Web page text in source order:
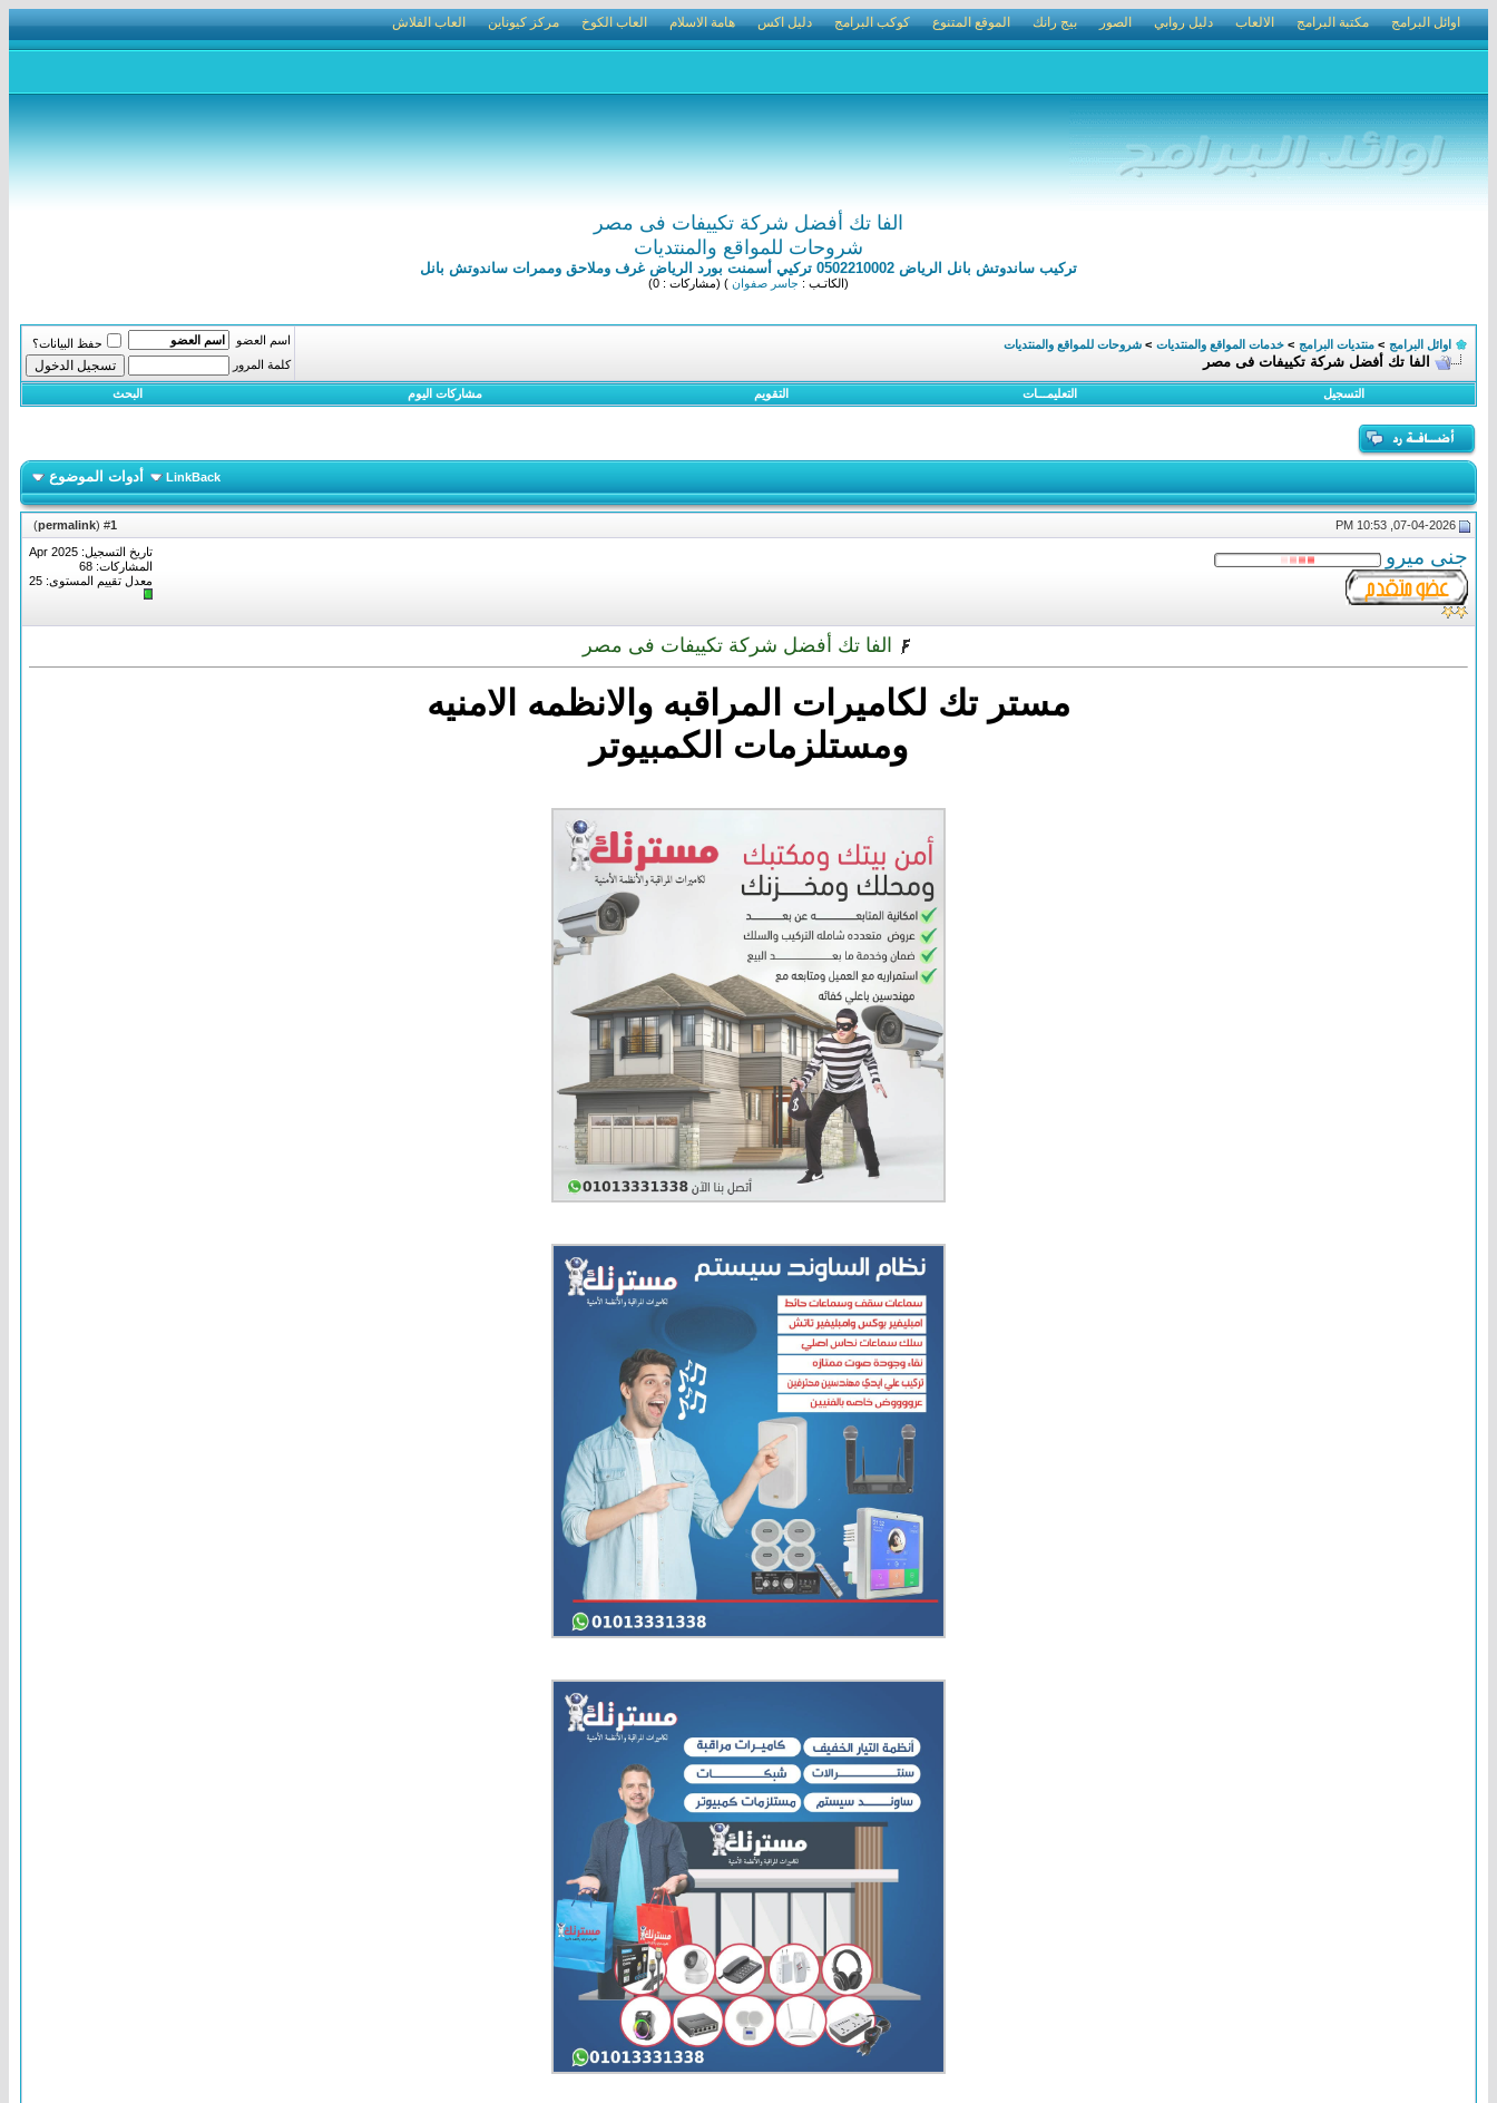
اوائل البرامج مكتبة البرامج الالعاب دليل روابي الصور بيج رانك الموقع المتنوع كوكب البرامج دليل اكس هامة الاسلام العاب الكوخ مركز كيوناين العاب الفلاش
الفا تك أفضل شركة تكييفات فى مصر
شروحات للمواقع والمنتديات
تركيب ساندوتش بانل الرياض 0502210002 تركيي أسمنت بورد الرياض غرف وملاحق وممرات ساندوتش بانل
(الكاتـب : جاسر صفوان ) (مشاركات : 0)
اوائل البرامج > منتديات البرامج > خدمات المواقع والمنتديات > شروحات للمواقع والمنتديات
الفا تك أفضل شركة تكييفات فى مصر
اسم العضو
حفظ البيانات؟
كلمة المرور
التسجيل التعليمـــات التقويم مشاركات اليوم البحث
LinkBack أدوات الموضوع
1
(
permalink
)
جنى ميرو
تاريخ التسجيل: Apr 2025
المشاركات: 68
معدل تقييم المستوى: 25
الفا تك أفضل شركة تكييفات فى مصر
مستر تك لكاميرات المراقبه والانظمه الامنيه
ومستلزمات الكمبيوتر